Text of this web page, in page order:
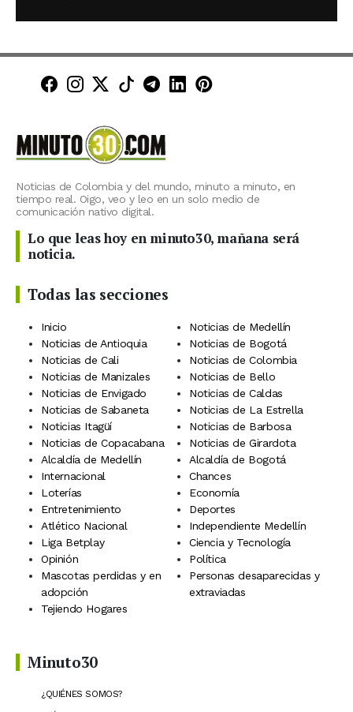
Minuto30 en Facebook
Minuto30 en Instagram
Minuto30 en X (Twitter)
Minuto30 en TikTok
Canal de Minuto30 en
Minuto30 en LinkedIn
Minuto30 en
Noticias de Colombia y del mundo, minuto a minuto, en
tiempo real. Oigo, veo y leo en un solo medio de
comunicación nativo digital.
Lo que leas hoy en minuto30, mañana será
noticia.
Todas las secciones
Inicio
Noticias de Medellín
Noticias de Antioquia
Noticias de Bogotá
Noticias de Cali
Noticias de Colombia
Noticias de Manizales
Noticias de Bello
Noticias de Envigado
Noticias de Caldas
Noticias de Sabaneta
Noticias de La Estrella
Noticias Itagüí
Noticias de Barbosa
Noticias de Copacabana
Noticias de Girardota
Alcaldía de Medellín
Alcaldía de Bogotá
Internacional
Chances
Loterías
Economía
Entretenimiento
Deportes
Atlético Nacional
Independiente Medellín
Liga Betplay
Ciencia y Tecnología
Opinión
Política
Mascotas perdidas y en
adopción
Personas desaparecidas y
extraviadas
Tejiendo Hogares
Minuto30
¿QUIÉNES SOMOS?